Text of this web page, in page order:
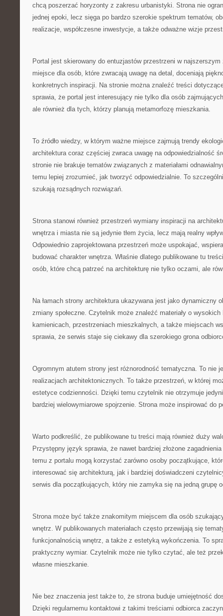
chcą poszerzać horyzonty z zakresu urbanistyki. Strona nie
jednej epoki, lecz sięga po bardzo szerokie spektrum tematów,
realizacje, współczesne inwestycje, a także odważne wizje
Portal jest skierowany do entuzjastów przestrzeni w najszerszym
miejsce dla osób, które zwracają uwagę na detal, doceniają
konkretnych inspiracji. Na stronie można znaleźć treści
sprawia, że portal jest interesujący nie tylko dla osób
ale również dla tych, którzy planują metamorfozę mieszkania.
To źródło wiedzy, w którym ważne miejsce zajmują trendy
architektura coraz częściej zwraca uwagę na odpowiedzialność
stronie nie brakuje tematów związanych z materiałami
temu lepiej zrozumieć, jak tworzyć odpowiedzialnie. To
szukają rozsądnych rozwiązań.
Strona stanowi również przestrzeń wymiany inspiracji na
wnętrza i miasta nie są jedynie tłem życia, lecz mają realny
Odpowiednio zaprojektowana przestrzeń może uspokajać,
budować charakter wnętrza. Właśnie dlatego publikowane tu
osób, które chcą patrzeć na architekturę nie tylko oczami, ale
Na łamach strony architektura ukazywana jest jako dynamiczny
zmiany społeczne. Czytelnik może znaleźć materiały o
kamienicach, przestrzeniach mieszkalnych, a także miejscach
sprawia, że serwis staje się ciekawy dla szerokiego grona
Ogromnym atutem strony jest różnorodność tematyczna. To nie
realizacjach architektonicznych. To także przestrzeń, w której
estetyce codzienności. Dzięki temu czytelnik nie otrzymuje
bardziej wielowymiarowe spojrzenie. Strona może inspirować do
Warto podkreślić, że publikowane tu treści mają również duży
Przystępny język sprawia, że nawet bardziej złożone
temu z portalu mogą korzystać zarówno osoby początkujące,
interesować się architekturą, jak i bardziej doświadczeni
serwis dla początkujących, który nie zamyka się na jedną grupę
Strona może być także znakomitym miejscem dla osób
wnętrz. W publikowanych materiałach często przewijają się
funkcjonalnością wnętrz, a także z estetyką wykończenia. To
praktyczny wymiar. Czytelnik może nie tylko czytać, ale też
własne mieszkanie.
Nie bez znaczenia jest także to, że strona buduje umiejętność
Dzięki regularnemu kontaktowi z takimi treściami odbiorca